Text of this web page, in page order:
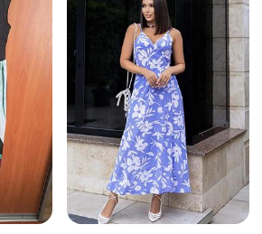
695 грн 1
Rita Bradley
Літня довга сукня на запах
"rita"